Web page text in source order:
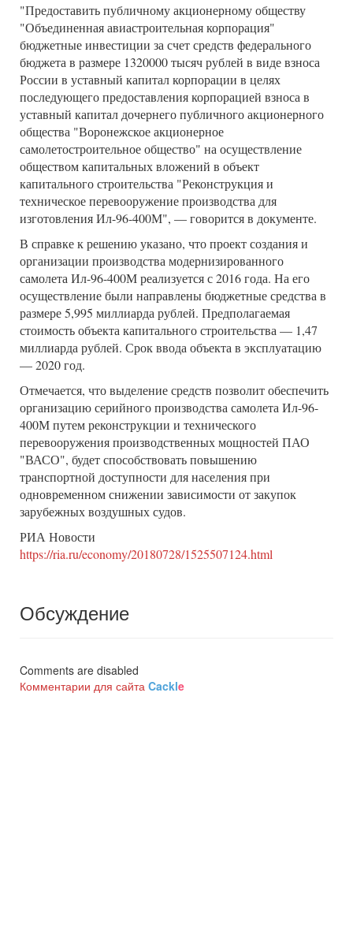
"Предоставить публичному акционерному обществу
"Объединенная авиастроительная корпорация"
бюджетные инвестиции за счет средств федерального
бюджета в размере 1320000 тысяч рублей в виде взноса
России в уставный капитал корпорации в целях
последующего предоставления корпорацией взноса в
уставный капитал дочернего публичного акционерного
общества "Воронежское акционерное
самолетостроительное общество" на осуществление
обществом капитальных вложений в объект
капитального строительства "Реконструкция и
техническое перевооружение производства для
изготовления Ил-96-400М", — говорится в документе.
В справке к решению указано, что проект создания и
организации производства модернизированного
самолета Ил-96-400М реализуется с 2016 года. На его
осуществление были направлены бюджетные средства в
размере 5,995 миллиарда рублей. Предполагаемая
стоимость объекта капитального строительства — 1,47
миллиарда рублей. Срок ввода объекта в эксплуатацию
— 2020 год.
Отмечается, что выделение средств позволит обеспечить
организацию серийного производства самолета Ил-96-
400М путем реконструкции и технического
перевооружения производственных мощностей ПАО
"ВАСО", будет способствовать повышению
транспортной доступности для населения при
одновременном снижении зависимости от закупок
зарубежных воздушных судов.
РИА Новости
https://ria.ru/economy/20180728/1525507124.html
Обсуждение
Comments are disabled
Комментарии для сайта Cackle